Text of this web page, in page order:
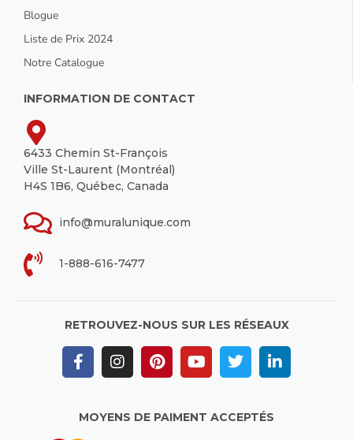
Blogue
Liste de Prix 2024
Notre Catalogue
INFORMATION DE CONTACT
6433 Chemin St-François
Ville St-Laurent (Montréal)
H4S 1B6, Québec, Canada
info@muralunique.com
1-888-616-7477
RETROUVEZ-NOUS SUR LES RÉSEAUX
MOYENS DE PAIMENT ACCEPTÉS